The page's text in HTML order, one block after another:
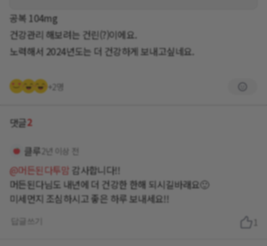
공복 104mg
건강관리 해보려는 건린(?)이에요.
노력해서 2024년도는 더 건강하게 보내고싶네요.
+2명
댓글2
클루2년 이상 전
@머든된다투맘 감사합니다!!
머든된다님도 내년에 더 건강한 한해 되시길바래요🙂
1